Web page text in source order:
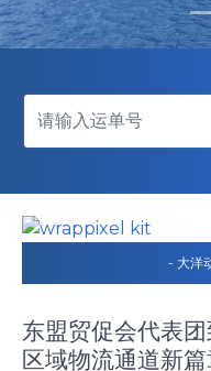
- 大洋
东盟贸促会代表
区域物流通道新篇